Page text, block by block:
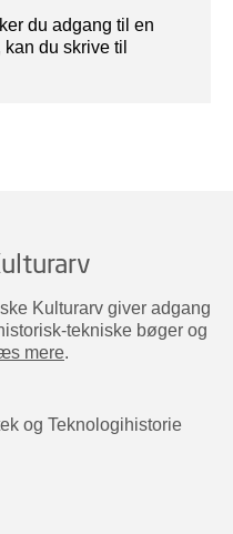
du adgang til en
du skrive til
Kulturarv giver adgang
tekniske bøger og
mere.
og Teknologihistorie